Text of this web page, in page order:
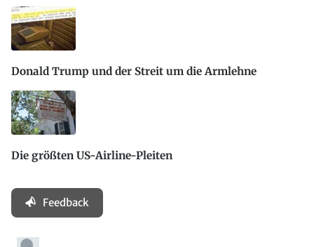
Donald Trump und der Streit um die Armlehne
Die größten US-Airline-Pleiten
Feedback